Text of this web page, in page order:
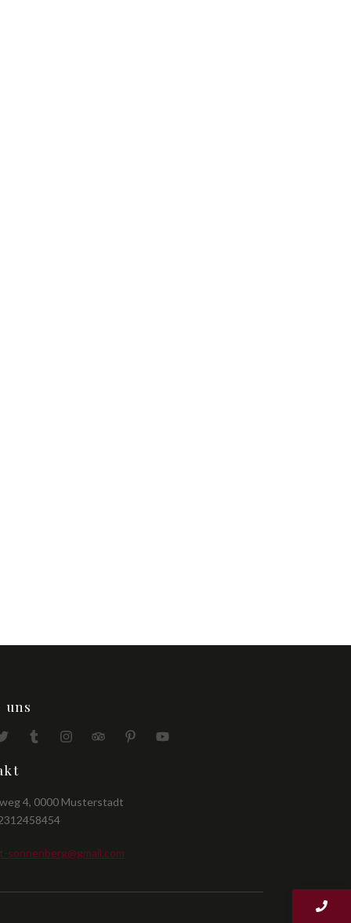
uns
4, 0000 Musterstadt
sonnenberg@gmail.com